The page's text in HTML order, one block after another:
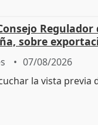
Regulador
sobre
07/08/2026